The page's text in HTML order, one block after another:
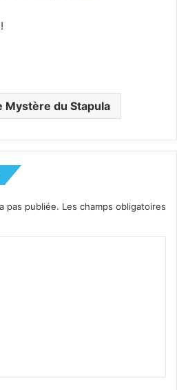
Mystère du Stapula
pas publiée. Les champs obligatoires